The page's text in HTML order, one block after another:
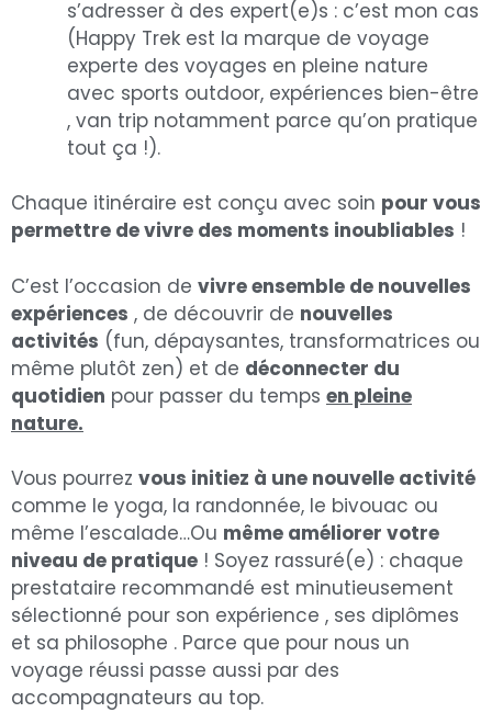
s’adresser à des expert(e)s : c’est mon cas
(Happy Trek est la marque de voyage
experte des voyages en pleine nature
avec sports outdoor, expériences bien-être
, van trip notamment parce qu’on pratique
tout ça !).
Chaque itinéraire est conçu avec soin pour vous
permettre de vivre des moments inoubliables !
C’est l’occasion de vivre ensemble de nouvelles
expériences , de découvrir de nouvelles
activités (fun, dépaysantes, transformatrices ou
même plutôt zen) et de déconnecter du
quotidien pour passer du temps en pleine
nature.
Vous pourrez vous initiez à une nouvelle activité
comme le yoga, la randonnée, le bivouac ou
même l’escalade…Ou même améliorer votre
niveau de pratique ! Soyez rassuré(e) : chaque
prestataire recommandé est minutieusement
sélectionné pour son expérience , ses diplômes
et sa philosophe . Parce que pour nous un
voyage réussi passe aussi par des
accompagnateurs au top.